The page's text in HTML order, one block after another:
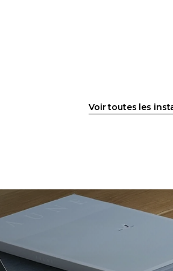
Voir toutes les
Chaque poste